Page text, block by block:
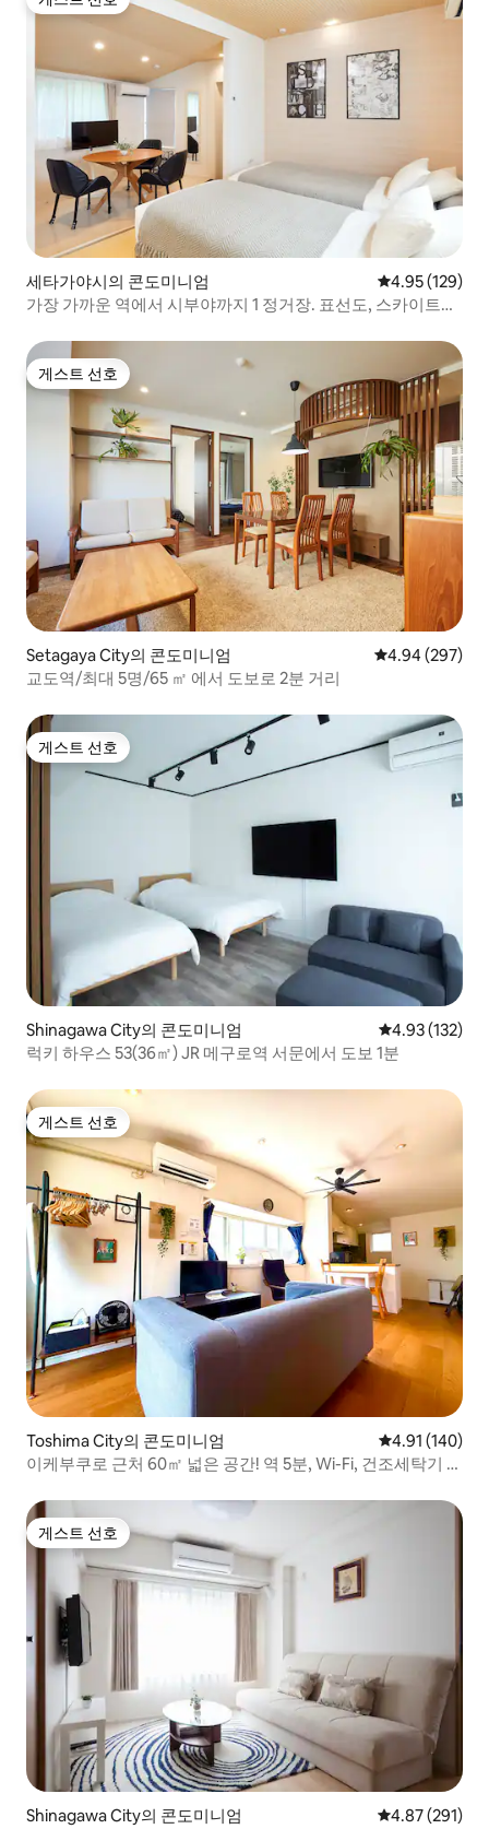
게스트 선호
세타가야시의 콘도미니엄 평점 4.95점(5
4.95 (129)
가장 가까운 역에서 시부야까지 1 정거장. 표선도, 스카이트리
게스트 선호
게스트 선호
Setagaya City의 콘도미니엄 평점 4.94점(5
4.94 (297)
교도역/최대 5명/65 ㎡ 에서 도보로 2분 거리
게스트 선호
게스트 선호
Shinagawa City의 콘도미니엄 평점 4.93점(5
4.93 (132)
럭키 하우스 53(36㎡) JR 메구로역 서문에서 도보 1분
게스트 선호
게스트 선호
Toshima City의 콘도미니엄 평점 4.91점(5
4.91 (140)
이케부쿠로 근처 60㎡ 넓은 공간! 역 5분, Wi-Fi, 건조세탁기 완
게스트 선호
게스트 선호
Shinagawa City의 콘도미니엄 평점 4.87점(5
4.87 (291)